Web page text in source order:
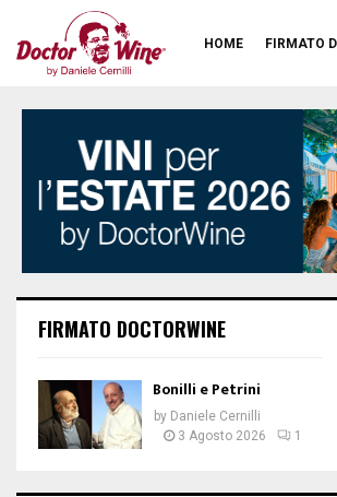
HOME FIRMATO
FIRMATO DOCTORWINE
Bonilli e Petrini
by Daniele Cernilli
3 Agosto 2026
1